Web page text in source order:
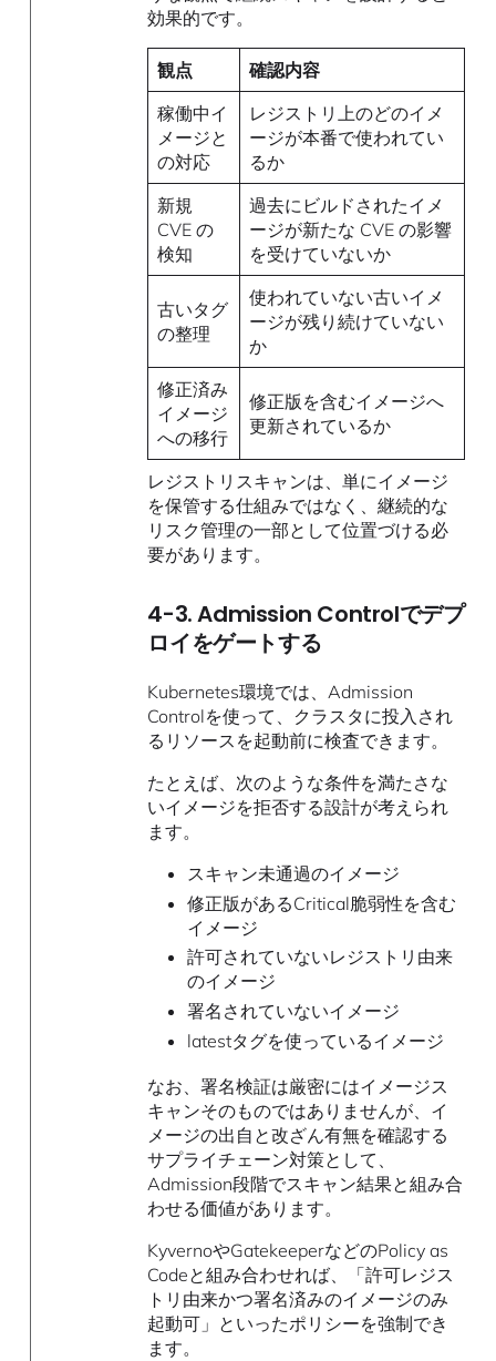
効果的です。
観点
確認内容
稼働中イ
メージと
の対応
レジストリ上のどのイメ
ージが本番で使われてい
るか
新規
CVE の
検知
過去にビルドされたイメ
ージが新たな CVE の影響
を受けていないか
古いタグ
の整理
使われていない古いイメ
ージが残り続けていない
か
修正済み
イメージ
への移行
修正版を含むイメージへ
更新されているか
レジストリスキャンは、単にイメージ
を保管する仕組みではなく、継続的な
リスク管理の一部として位置づける必
要があります。
4-3. Admission Controlでデプ
ロイをゲートする
Kubernetes環境では、Admission
Controlを使って、クラスタに投入され
るリソースを起動前に検査できます。
たとえば、次のような条件を満たさな
いイメージを拒否する設計が考えられ
ます。
スキャン未通過のイメージ
修正版があるCritical脆弱性を含む
イメージ
許可されていないレジストリ由来
のイメージ
署名されていないイメージ
latestタグを使っているイメージ
なお、署名検証は厳密にはイメージス
キャンそのものではありませんが、イ
メージの出自と改ざん有無を確認する
サプライチェーン対策として、
Admission段階でスキャン結果と組み合
わせる価値があります。
KyvernoやGatekeeperなどのPolicy as
Codeと組み合わせれば、「許可レジス
トリ由来かつ署名済みのイメージのみ
起動可」といったポリシーを強制でき
ます。